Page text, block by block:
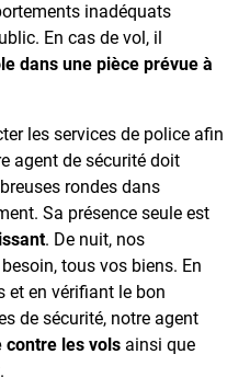
inadéquats
En cas de vol, il
dans une pièce prévue à
les services de police afin
agent de sécurité doit
rondes dans
Sa présence seule est
. De nuit, nos
tous vos biens. En
et en vérifiant le bon
de sécurité, notre agent
contre les vols ainsi que